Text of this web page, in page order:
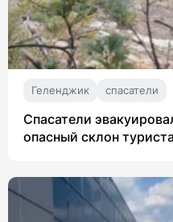
Геленджик спасатели
Спасатели
опасный склон